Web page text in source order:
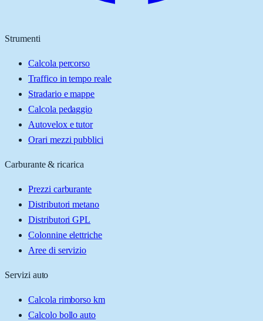
Strumenti
Calcola percorso
Traffico in tempo reale
Stradario e mappe
Calcola pedaggio
Autovelox e tutor
Orari mezzi pubblici
Carburante & ricarica
Prezzi carburante
Distributori metano
Distributori GPL
Colonnine elettriche
Aree di servizio
Servizi auto
Calcola rimborso km
Calcolo bollo auto